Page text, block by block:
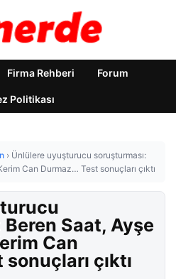
Firma Rehberi Forum
Politikası
› Ünlülere uyuşturucu soruşturması:
Can Durmaz… Test sonuçları çıktı
Saat, Ayşe
Can
çıktı